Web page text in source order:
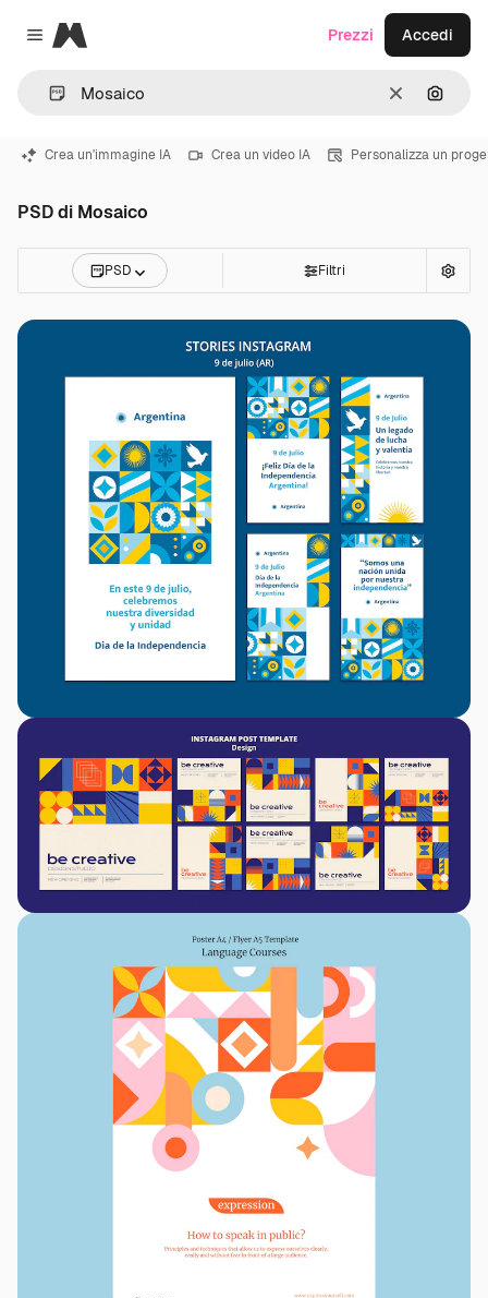
Close menu
Magnific
CancellaCerca
Prezzi Accedi
Crea un'immagine IA Crea un video IA Personalizza un
PSD di Mosaico
PSD Filtri